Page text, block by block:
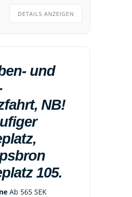
DETAILS ANZEIGEN
und
NB!
105.
Ab 565 SEK